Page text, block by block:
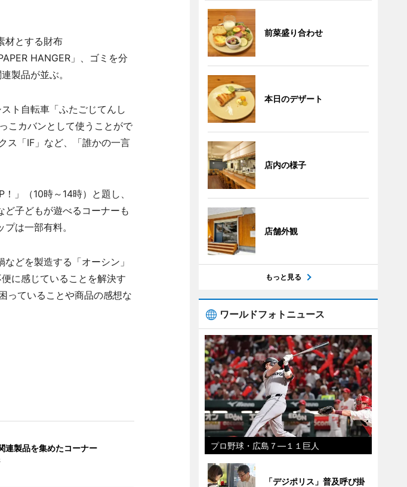
材とする財布
HANGER」、ゴミを分
製品が並ぶ。
ト自転車「ふたごじてんし
こカバンとして使うことがで
ス「IF」など、「誰かの一言
」（10時～14時）と題し、
子どもが遊べるコーナーも
は一部有料。
どを製造する「オーシン」
に感じていることを解決す
っていることや商品の感想な
連製品を集めたコーナー
前菜盛り合わせ
本日のデザート
店内の様子
店舗外観
もっと見る
ワールドフォトニュース
プロ野球・広島７―１１巨人
「デジポリス」普及呼び掛